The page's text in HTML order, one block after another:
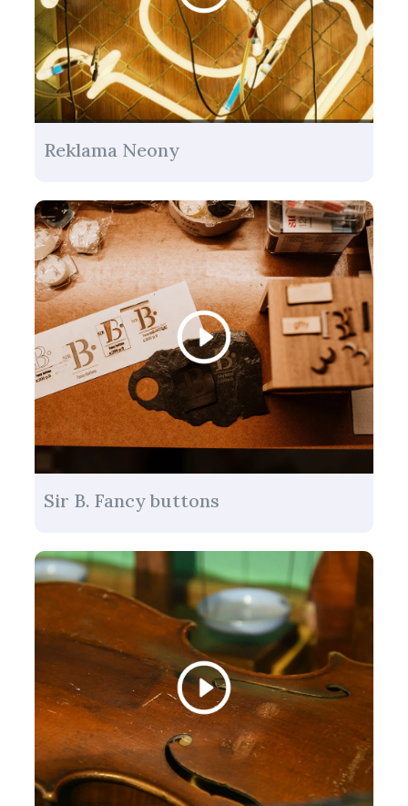
Reklama Neony
Sir B. Fancy buttons